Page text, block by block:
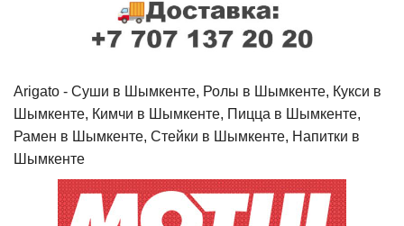
Arigato - Cуши в Шымкенте, Ролы в Шымкенте, Кукси в
Шымкенте, Кимчи в Шымкенте, Пицца в Шымкенте,
Рамен в Шымкенте, Стейки в Шымкенте, Напитки в
Шымкенте